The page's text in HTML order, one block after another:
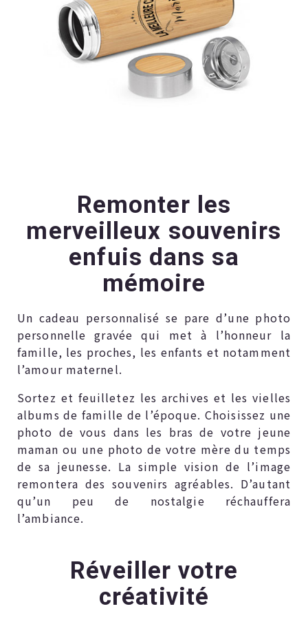
Remonter les
merveilleux souvenirs
enfuis dans sa
mémoire
Un cadeau personnalisé se pare d’une photo
personnelle gravée qui met à l’honneur la
famille, les proches, les enfants et notamment
l’amour maternel.
Sortez et feuilletez les archives et les vielles
albums de famille de l’époque. Choisissez une
photo de vous dans les bras de votre jeune
maman ou une photo de votre mère du temps
de sa jeunesse. La simple vision de l’image
remontera des souvenirs agréables. D’autant
qu’un peu de nostalgie réchauffera
l’ambiance.
Réveiller votre
créativité